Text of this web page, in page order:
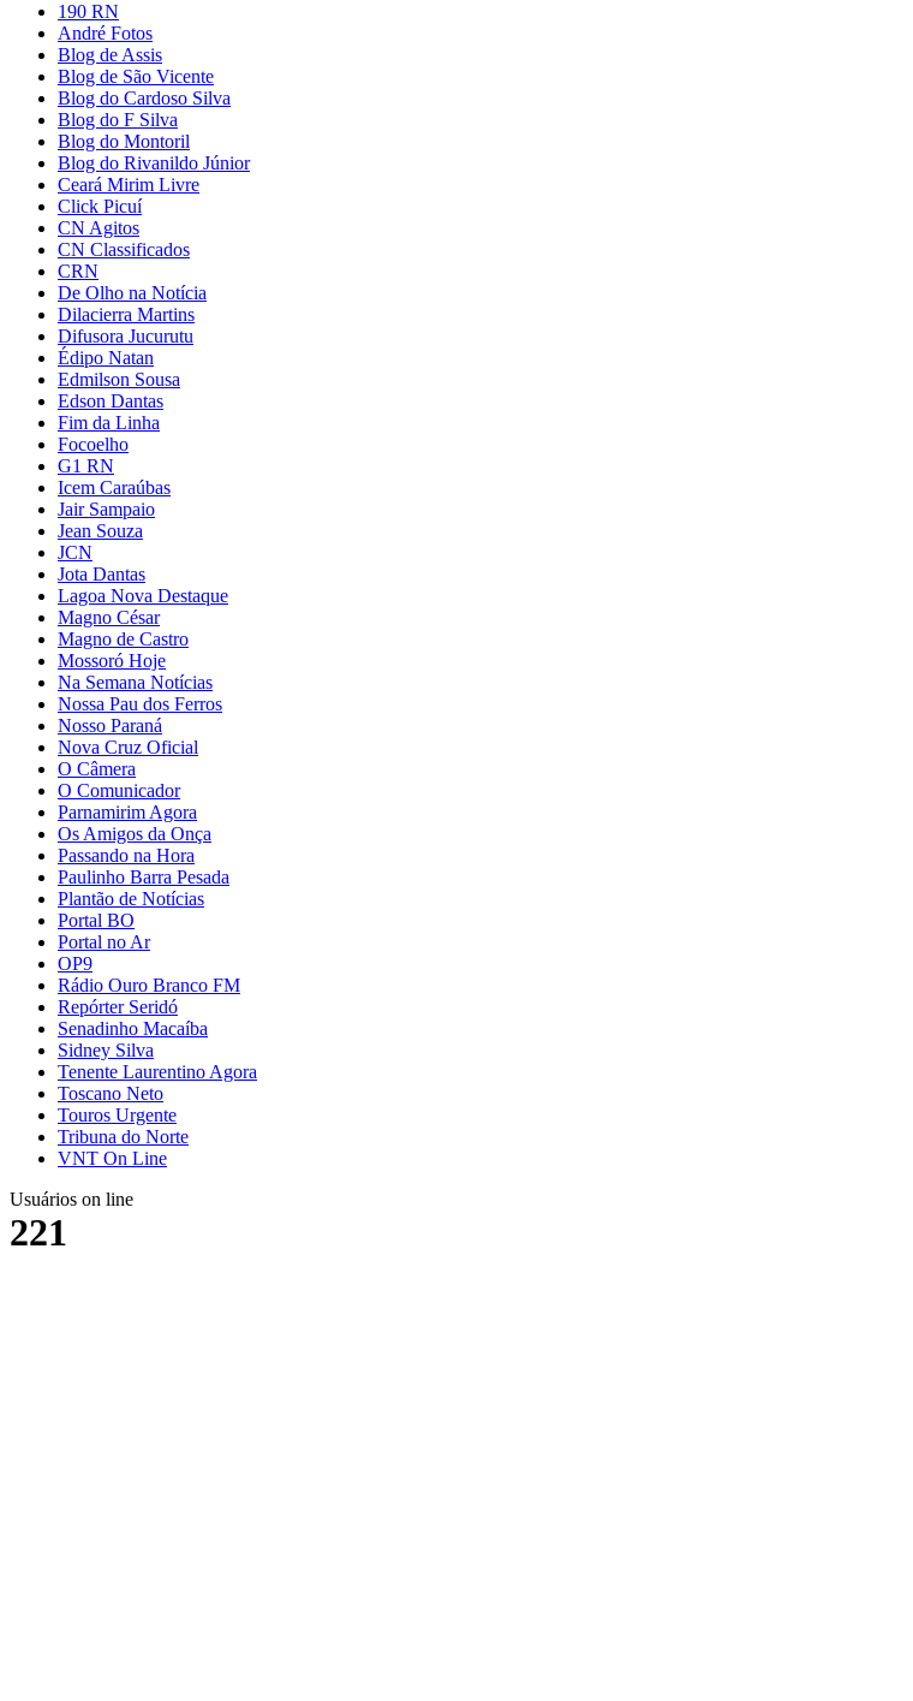
190 RN
André Fotos
Blog de Assis
Blog de São Vicente
Blog do Cardoso Silva
Blog do F Silva
Blog do Montoril
Blog do Rivanildo Júnior
Ceará Mirim Livre
Click Picuí
CN Agitos
CN Classificados
CRN
De Olho na Notícia
Dilacierra Martins
Difusora Jucurutu
Édipo Natan
Edmilson Sousa
Edson Dantas
Fim da Linha
Focoelho
G1 RN
Icem Caraúbas
Jair Sampaio
Jean Souza
JCN
Jota Dantas
Lagoa Nova Destaque
Magno César
Magno de Castro
Mossoró Hoje
Na Semana Notícias
Nossa Pau dos Ferros
Nosso Paraná
Nova Cruz Oficial
O Câmera
O Comunicador
Parnamirim Agora
Os Amigos da Onça
Passando na Hora
Paulinho Barra Pesada
Plantão de Notícias
Portal BO
Portal no Ar
OP9
Rádio Ouro Branco FM
Repórter Seridó
Senadinho Macaíba
Sidney Silva
Tenente Laurentino Agora
Toscano Neto
Touros Urgente
Tribuna do Norte
VNT On Line
Usuários on line
221